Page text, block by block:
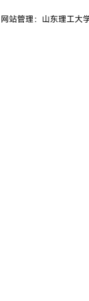
网站管理：山东理工大